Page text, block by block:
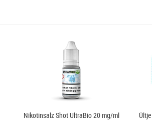
Nikotinsalz Shot UltraBio 20 mg/ml